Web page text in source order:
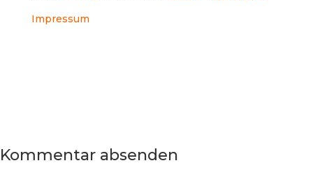
Impressum
Kommentar absenden